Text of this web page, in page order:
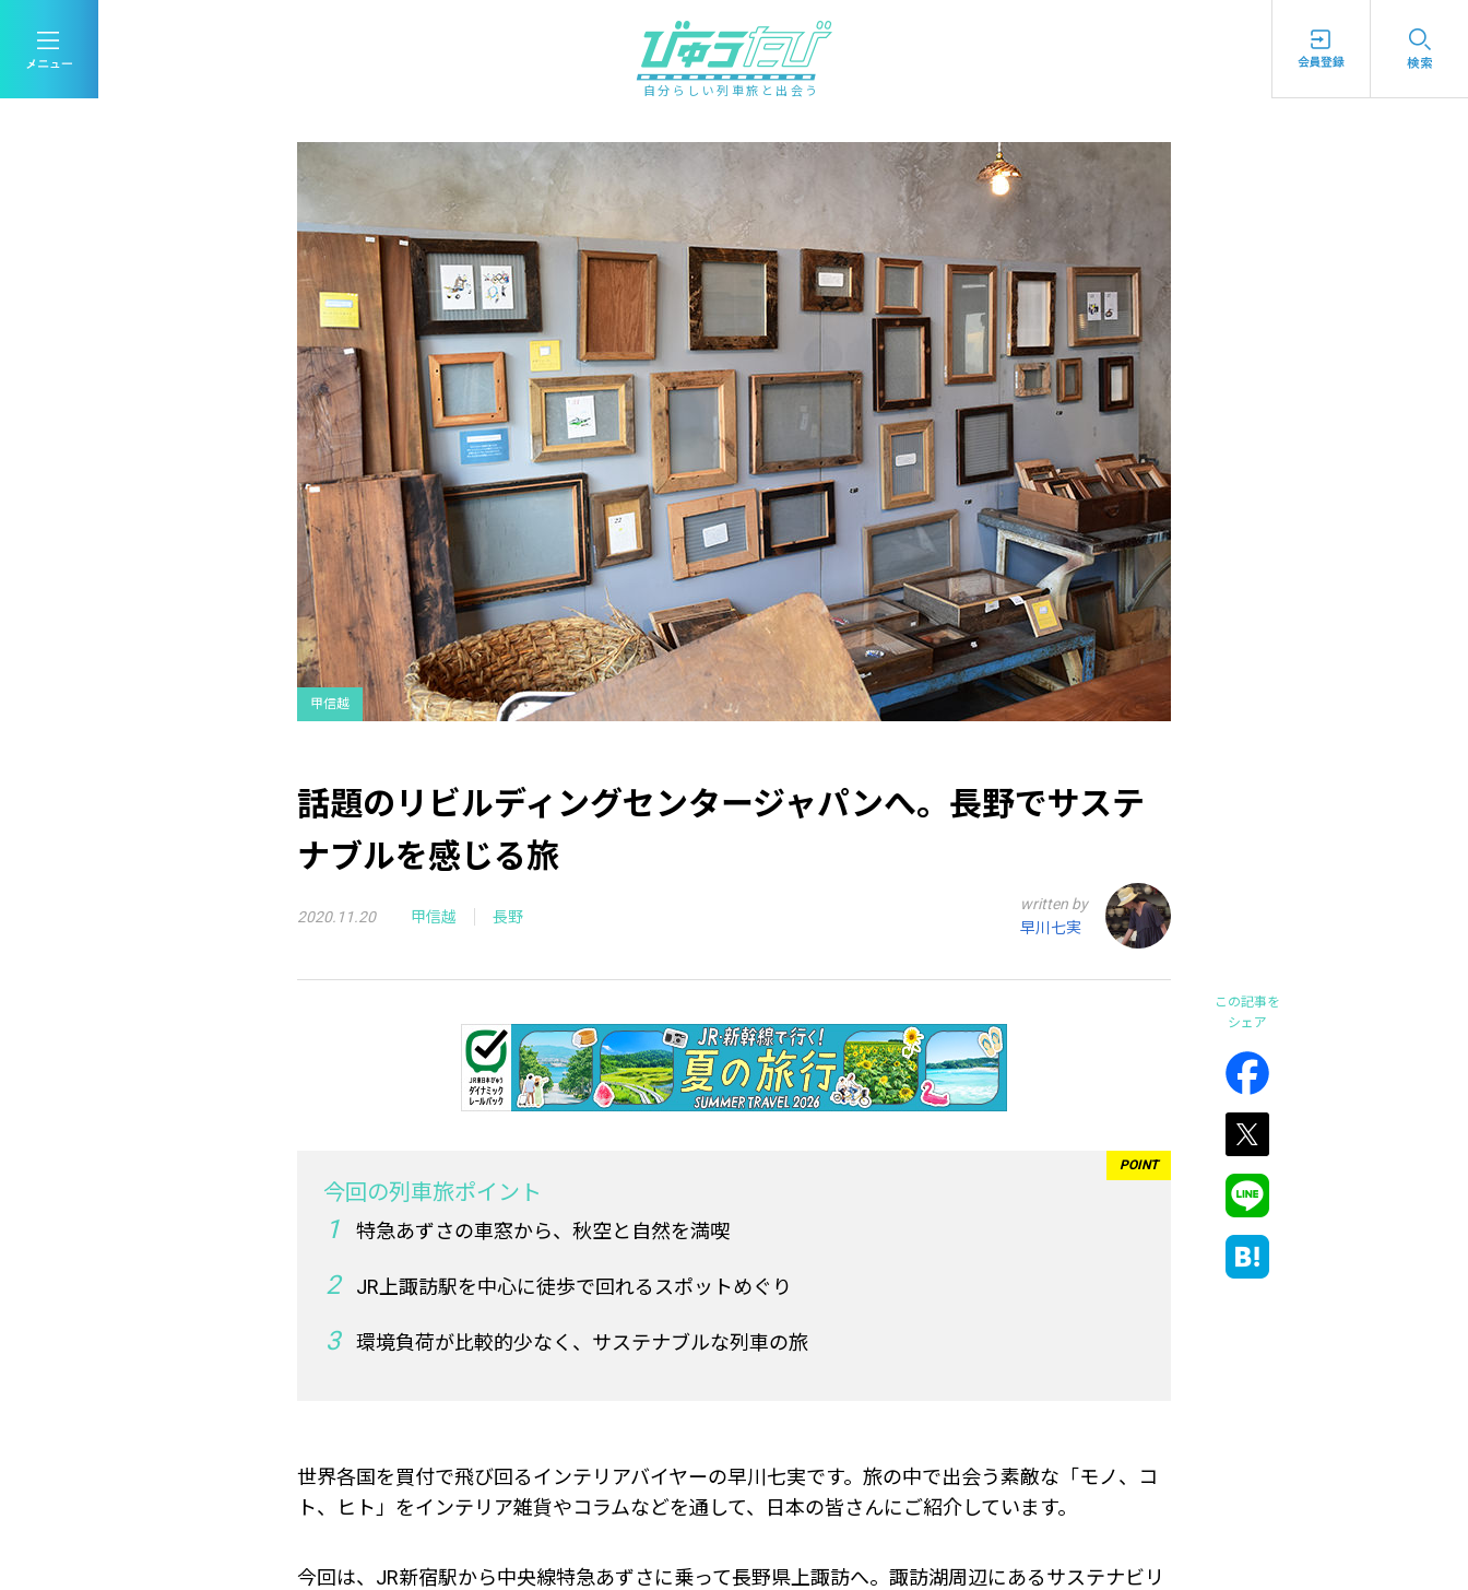
自分らしい列車旅と出会う
甲信越
話題のリビルディングセンタージャパンへ。長野でサステ
ナブルを感じる旅
2020.11.20 甲信越 長野
written by
早川七実
今回の列車旅ポイント
特急あずさの車窓から、秋空と自然を満喫
JR上諏訪駅を中心に徒歩で回れるスポットめぐり
環境負荷が比較的少なく、サステナブルな列車の旅
世界各国を買付で飛び回るインテリアバイヤーの早川七実です。旅の中で出会う素敵な「モノ、コ
ト、ヒト」をインテリア雑貨やコラムなどを通して、日本の皆さんにご紹介しています。
今回は、JR新宿駅から中央線特急あずさに乗って長野県上諏訪へ。諏訪湖周辺にあるサステナビリ
この記事を
シェア